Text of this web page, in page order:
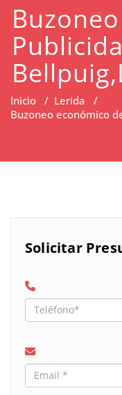
Inicio / Lerida /
Buzoneo económico
Solicitar